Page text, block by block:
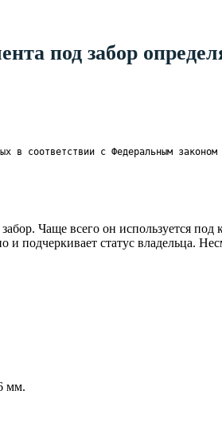
под забор
в соответствии с Федеральным
Чаще всего он используется
подчеркивает статус владельца.
мм.